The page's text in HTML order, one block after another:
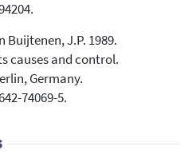
Buijtenen, J.P. 1989.
causes and control.
Germany.
74069-5.